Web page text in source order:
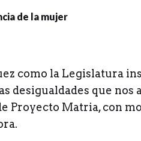
como la Legislatura
desigualdades que nos
Proyecto Matria, con